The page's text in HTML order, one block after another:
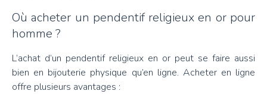
Où acheter un pendentif religieux en or pour
homme ?
L’achat d’un pendentif religieux en or peut se faire aussi
bien en bijouterie physique qu’en ligne. Acheter en ligne
offre plusieurs avantages :